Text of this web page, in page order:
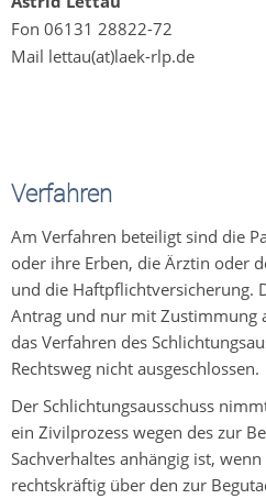
Fon 06131 28822-72
Mail lettau(at)laek-rlp.de
Verfahren
Am Verfahren beteiligt sind die
oder ihre Erben, die Ärztin oder
und die Haftpflichtversicherung.
Antrag und nur mit Zustimmung
das Verfahren des
Rechtsweg nicht ausgeschlossen.
Der Schlichtungsausschuss
ein Zivilprozess wegen des zur
Sachverhaltes anhängig ist,
rechtskräftig über den zur